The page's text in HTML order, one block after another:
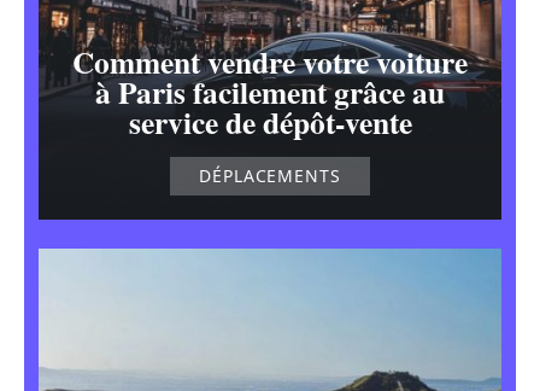
Comment vendre votre voiture
à Paris facilement grâce au
service de dépôt-vente
DÉPLACEMENTS